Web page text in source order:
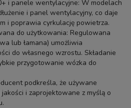
i panele wentylacyjne: W modelach
i panel wentylacyjny, co daje
i poprawia cyrkulację powietrza.
do użytkowania: Regulowana
lub łamana) umożliwia
do własnego wzrostu. Składanie
przygotowanie wózka do
podkreśla, że używane
i zaprojektowane z myślą o